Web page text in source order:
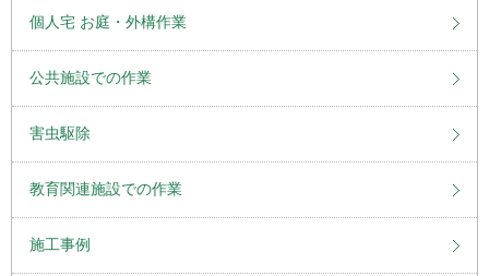
個人宅 お庭・外構作業
公共施設での作業
害虫駆除
教育関連施設での作業
施工事例